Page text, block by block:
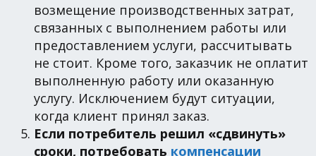
возмещение производственных затрат,
связанных с выполнением работы или
предоставлением услуги, рассчитывать
не стоит. Кроме того, заказчик не оплатит
выполненную работу или оказанную
услугу. Исключением будут ситуации,
когда клиент принял заказ.
Если потребитель решил «сдвинуть»
сроки, потребовать компенсации